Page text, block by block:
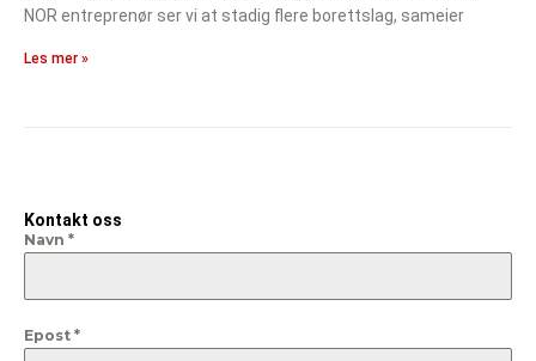
NOR entreprenør ser vi at stadig flere borettslag, sameier
Les mer »
Kontakt oss
Navn *
Epost *